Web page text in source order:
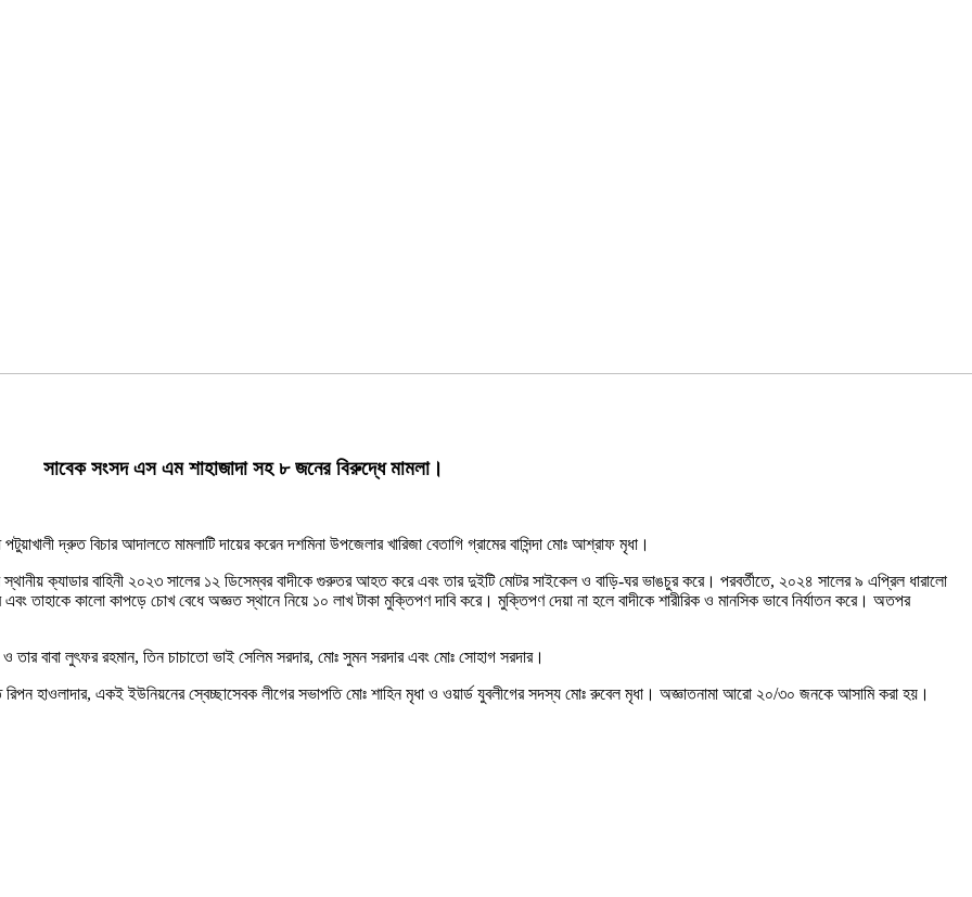
সাবেক সংসদ এস এম শাহাজাদা সহ ৮ জনের বিরুদ্ধে মামলা।
দ্রুত বিচার আদালতে মামলাটি দায়ের করেন দশমিনা উপজেলার খারিজা বেতাগি গ্রামের বাসিন্দা মোঃ আশ্রাফ মৃধা।
ক্যাডার বাহিনী ২০২৩ সালের ১২ ডিসেম্বর বাদীকে গুরুতর আহত করে এবং তার দুইটি মোটর সাইকেল ও বাড়ি-ঘর ভাঙচুর করে। পরবর্তীতে, ২০২৪ সালের ৯ এপ্রিল ধারালো
এবং তাহাকে কালো কাপড়ে চোখ বেধে অজ্ঞত স্থানে নিয়ে ১০ লাখ টাকা মুক্তিপণ দাবি করে। মুক্তিপণ দেয়া না হলে বাদীকে শারীরিক ও মানসিক ভাবে নির্যাতন করে। অতপর
বাবা লুৎফর রহমান, তিন চাচাতো ভাই সেলিম সরদার, মোঃ সুমন সরদার এবং মোঃ সোহাগ সরদার।
হাওলাদার, একই ইউনিয়নের স্বেচ্ছাসেবক লীগের সভাপতি মোঃ শাহিন মৃধা ও ওয়ার্ড যুবলীগের সদস্য মোঃ রুবেল মৃধা। অজ্ঞাতনামা আরো ২০/৩০ জনকে আসামি করা হয়।